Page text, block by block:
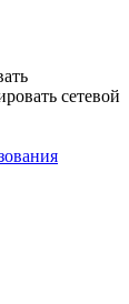
сетевой